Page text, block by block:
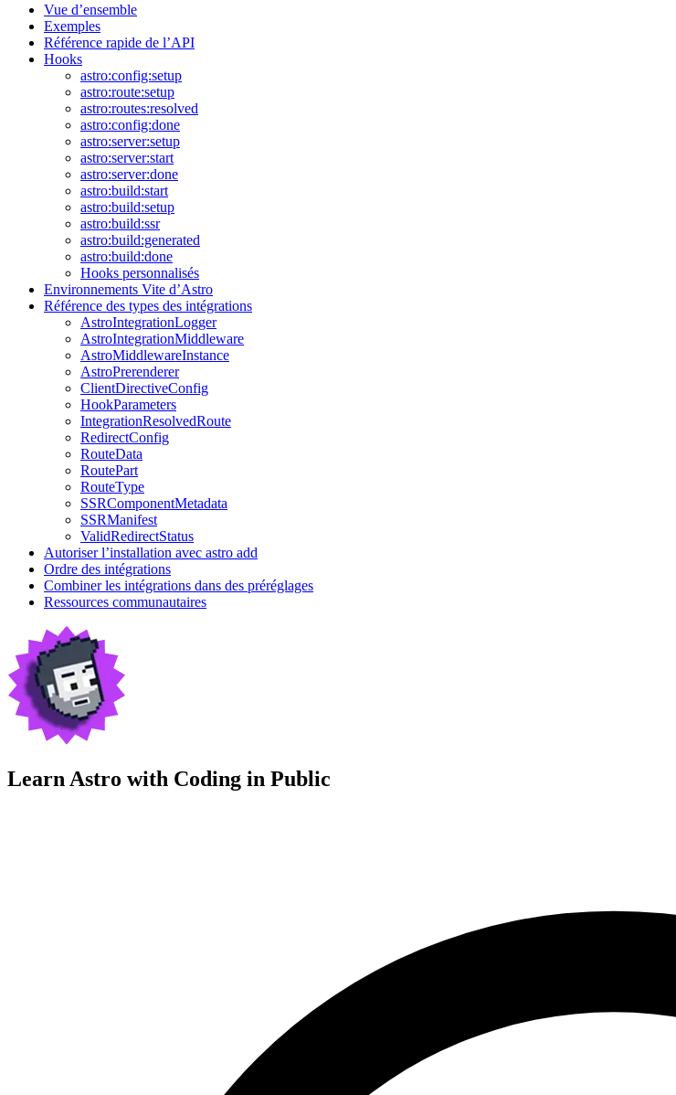
Vue d’ensemble
Exemples
Référence rapide de l’API
Hooks
astro:config:setup
astro:route:setup
astro:routes:resolved
astro:config:done
astro:server:setup
astro:server:start
astro:server:done
astro:build:start
astro:build:setup
astro:build:ssr
astro:build:generated
astro:build:done
Hooks personnalisés
Environnements Vite d’Astro
Référence des types des intégrations
AstroIntegrationLogger
AstroIntegrationMiddleware
AstroMiddlewareInstance
AstroPrerenderer
ClientDirectiveConfig
HookParameters
IntegrationResolvedRoute
RedirectConfig
RouteData
RoutePart
RouteType
SSRComponentMetadata
SSRManifest
ValidRedirectStatus
Autoriser l’installation avec astro add
Ordre des intégrations
Combiner les intégrations dans des préréglages
Ressources communautaires
Learn Astro with Coding in Public